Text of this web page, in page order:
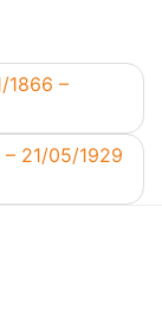
1866 –
21/05/1929